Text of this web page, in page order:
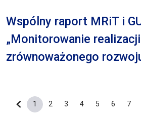
Wspólny raport MRiT i
„Monitorowanie
zrównoważonego
Poprzednia strona
Bieżąca strona
1
Strona
2
Strona
3
Strona
4
Strona
5
Strona
6 7